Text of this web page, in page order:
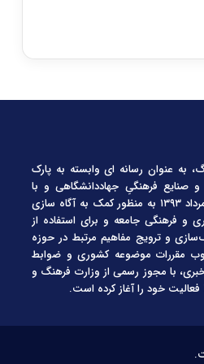
به عنوان رسانه ای وابسته به پارک
صنایع فرهنگیِ جهاددانشگاهی و با
عنوان اختصاری «سینا» از ۱۶ مرداد ۱۳۹۳ به منظور کمک به آگاه سازی
و فرهنگی جامعه و برای استفاده از
و ترویج مفاهیم مرتبط در حوزه
مقررات موضوعه کشوری و ضوابط
با مجوز رسمی از وزارت فرهنگ و